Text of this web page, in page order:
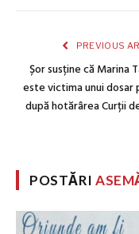
PREVIOUS
Șor susține că Marina
este victima unui dosar
după hotărârea Curții
POSTĂRI